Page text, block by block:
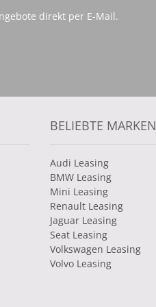
direkt per E-Mail.
BELIEBTE MARKEN
Audi Leasing
BMW Leasing
Mini Leasing
Renault Leasing
Jaguar Leasing
Seat Leasing
Volkswagen Leasing
Volvo Leasing